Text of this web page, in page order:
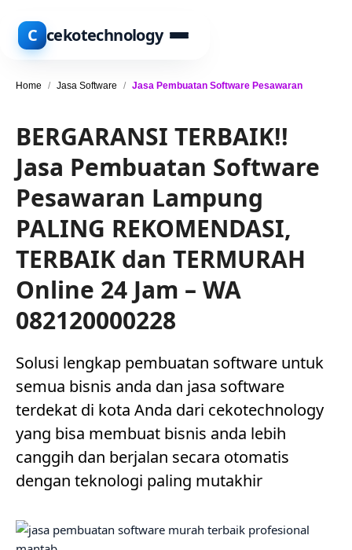
C cekotechnology
Home / Jasa Software / Jasa Pembuatan Software Pesawaran
BERGARANSI TERBAIK!!
Jasa Pembuatan Software
Pesawaran Lampung
PALING REKOMENDASI,
TERBAIK dan TERMURAH
Online 24 Jam – WA
082120000228
Solusi lengkap pembuatan software untuk
semua bisnis anda dan jasa software
terdekat di kota Anda dari cekotechnology
yang bisa membuat bisnis anda lebih
canggih dan berjalan secara otomatis
dengan teknologi paling mutakhir